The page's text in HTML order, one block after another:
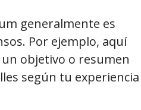
generalmente es
Por ejemplo, aquí
objetivo o resumen
según tu experiencia